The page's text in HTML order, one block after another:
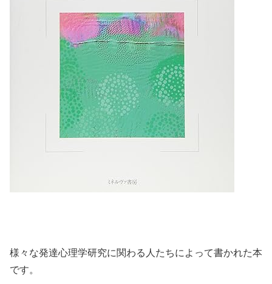
様々な発達心理学研究に関わる人たちによって書かれた本
です。